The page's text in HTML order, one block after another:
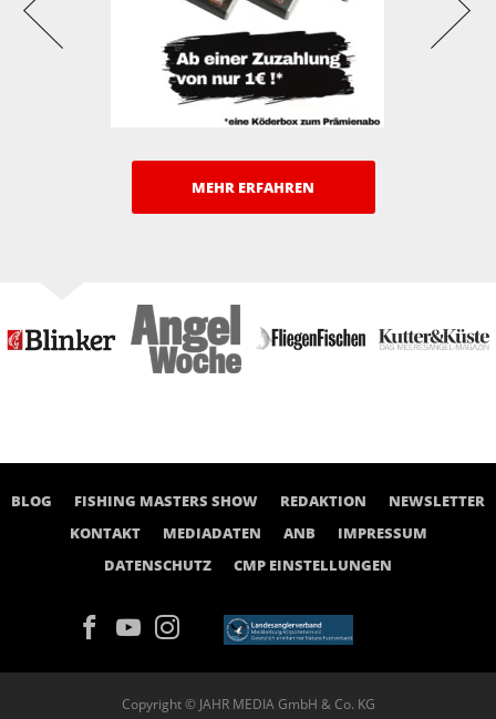
MEHR ERFAHREN
BLOG FISHING MASTERS SHOW REDAKTION
NEWSLETTER
KONTAKT
MEDIADATEN ANB
IMPRESSUM
DATENSCHUTZ
CMP EINSTELLUNGEN
Copyright © JAHR MEDIA GmbH & Co. KG